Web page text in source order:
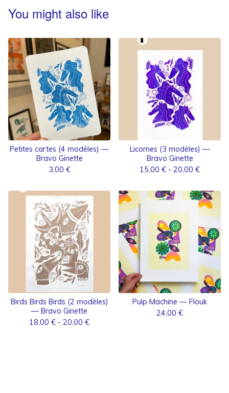
You might also like
Petites cartes (4 modèles) —
Bravo Ginette
3,00 €
Licornes (3 modèles) —
Bravo Ginette
15,00 € - 20,00 €
Birds Birds Birds (2 modèles)
— Bravo Ginette
18,00 € - 20,00 €
Pulp Machine — Flouk
24,00 €